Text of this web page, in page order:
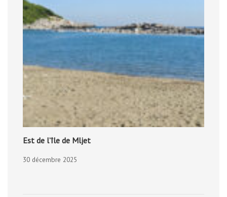
Est de l’île de Mljet
30 décembre 2025